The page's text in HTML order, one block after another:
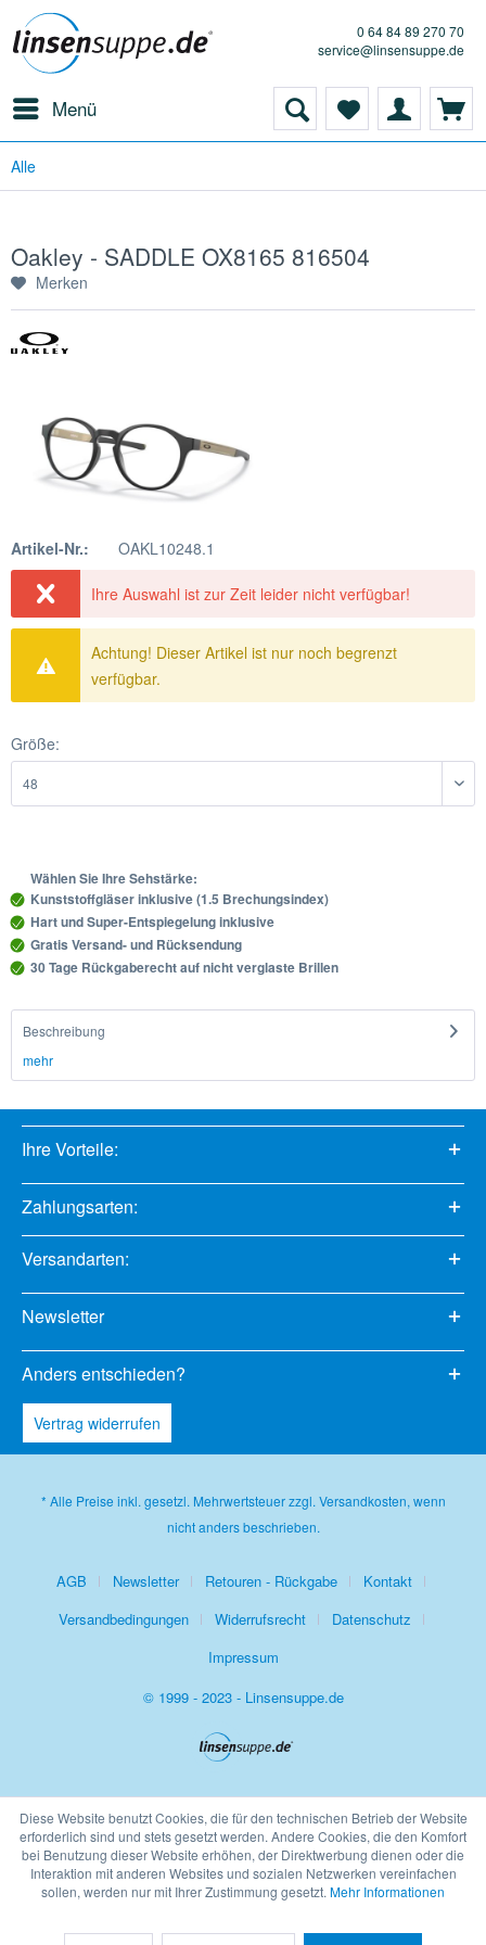
0 64 84 89 270 70
service@linsensuppe.de
Menü
Alle
Oakley - SADDLE OX8165 816504
Merken
Artikel-Nr.: OAKL10248.1
Ihre Auswahl ist zur Zeit leider nicht verfügbar!
Achtung! Dieser Artikel ist nur noch begrenzt
verfügbar.
Größe:
Wählen Sie Ihre Sehstärke:
Kunststoffgläser inklusive (1.5 Brechungsindex)
Hart und Super-Entspiegelung inklusive
Gratis Versand- und Rücksendung
30 Tage Rückgaberecht auf nicht verglaste Brillen
Beschreibung
mehr
Ihre Vorteile:
Zahlungsarten:
Versandarten:
Newsletter
Anders entschieden?
Vertrag widerrufen
* Alle Preise inkl. gesetzl. Mehrwertsteuer zzgl. Versandkosten, wenn
nicht anders beschrieben.
AGB Newsletter Retouren - Rückgabe
Kontakt
Versandbedingungen
Widerrufsrecht
Datenschutz
Impressum
© 1999 - 2023 - Linsensuppe.de
Diese Website benutzt Cookies, die für den technischen Betrieb der Website
erforderlich sind und stets gesetzt werden. Andere Cookies, die den Komfort
bei Benutzung dieser Website erhöhen, der Direktwerbung dienen oder die
Interaktion mit anderen Websites und sozialen Netzwerken vereinfachen
sollen, werden nur mit Ihrer Zustimmung gesetzt. Mehr Informationen